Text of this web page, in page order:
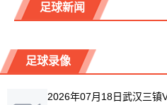
足球新闻
足球录像
2026年07月18日武汉三镇